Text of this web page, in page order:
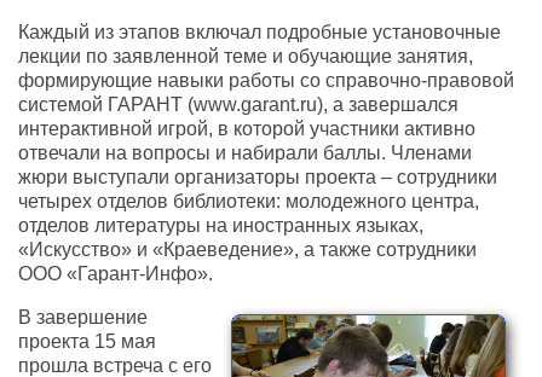
Каждый из этапов включал подробные установочные
лекции по заявленной теме и обучающие занятия,
формирующие навыки работы со справочно-правовой
системой ГАРАНТ (www.garant.ru), а завершался
интерактивной игрой, в которой участники активно
отвечали на вопросы и набирали баллы. Членами
жюри выступали организаторы проекта – сотрудники
четырех отделов библиотеки: молодежного центра,
отделов литературы на иностранных языках,
«Искусство» и «Краеведение», а также сотрудники
ООО «Гарант-Инфо».
В завершение
проекта 15 мая
прошла встреча с его